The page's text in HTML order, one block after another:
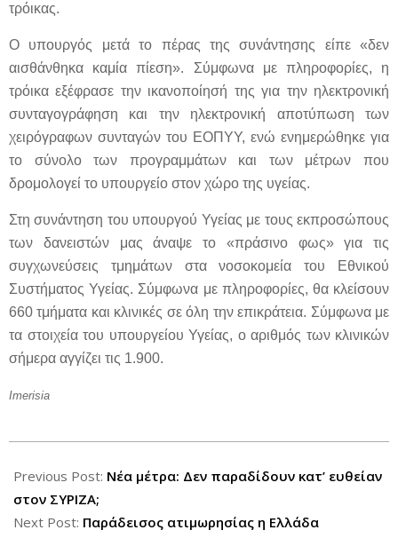
τρόικας.
Ο υπουργός μετά το πέρας της συνάντησης είπε «δεν
αισθάνθηκα καμία πίεση». Σύμφωνα με πληροφορίες, η
τρόικα εξέφρασε την ικανοποίησή της για την ηλεκτρονική
συνταγογράφηση και την ηλεκτρονική αποτύπωση των
χειρόγραφων συνταγών του ΕΟΠΥΥ, ενώ ενημερώθηκε για
το σύνολο των προγραμμάτων και των μέτρων που
δρομολογεί το υπουργείο στον χώρο της υγείας.
Στη συνάντηση του υπουργού Υγείας με τους εκπροσώπους
των δανειστών μας άναψε το «πράσινο φως» για τις
συγχωνεύσεις τμημάτων στα νοσοκομεία του Εθνικού
Συστήματος Υγείας. Σύμφωνα με πληροφορίες, θα κλείσουν
660 τμήματα και κλινικές σε όλη την επικράτεια. Σύμφωνα με
τα στοιχεία του υπουργείου Υγείας, ο αριθμός των κλινικών
σήμερα αγγίζει τις 1.900.
Imerisia
07-
29
Previous Post: Νέα μέτρα: Δεν παραδίδουν κατ’ ευθείαν
στον ΣΥΡΙΖΑ;
Next Post: Παράδεισος ατιμωρησίας η Ελλάδα